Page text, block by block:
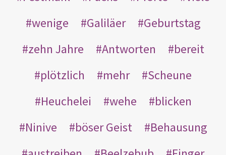
wenige
Galiläer
Geburtstag
zehn Jahre
Antworten
bereit
plötzlich
mehr
Scheune
Heuchelei
wehe
blicken
Ninive
böser Geist
Behausung